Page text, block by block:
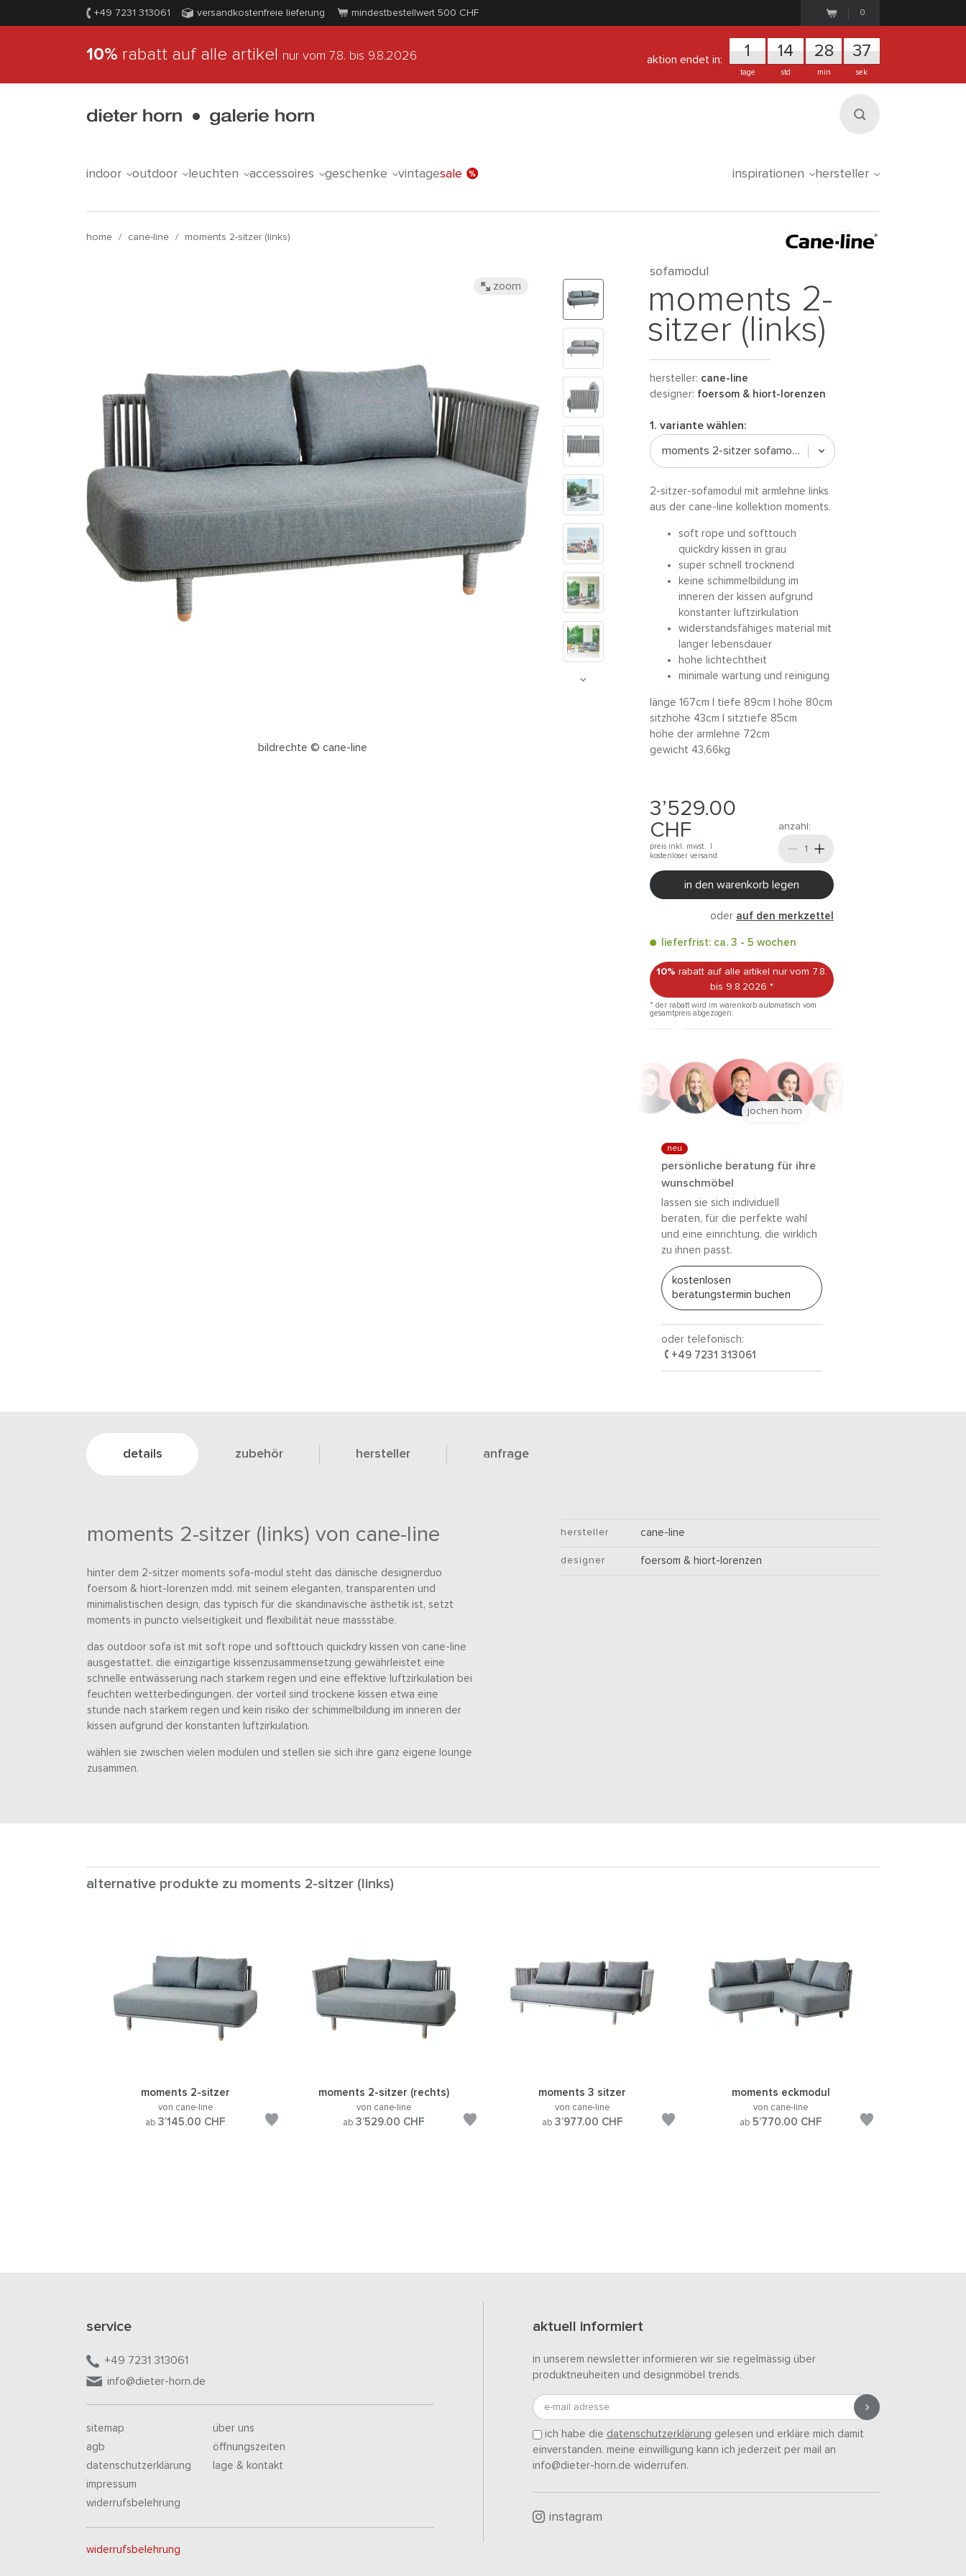
+49 7231 313061 versandkostenfreie lieferung mindestbestellwert 500 CHF 0
10% rabatt auf alle artikel nur vom 7.8. bis 9.8.2026 aktion endet in: 1
tage
14
std
28
min
37
sek
indoor outdoor leuchten accessoires geschenke vintagesale inspirationen hersteller
home / cane-line / moments 2-sitzer (links)
bildrechte © cane-line
zoom
sofamodul
moments 2-
sitzer (links)
hersteller: cane-line
designer: foersom & hiort-lorenzen
1. variante wählen:
moments 2-sitzer sofamodul links
2-sitzer-sofamodul mit armlehne links
aus der cane-line kollektion moments.
soft rope und softtouch
quickdry kissen in grau
super schnell trocknend
keine schimmelbildung im
inneren der kissen aufgrund
konstanter luftzirkulation
widerstandsfähiges material mit
langer lebensdauer
hohe lichtechtheit
minimale wartung und reinigung
länge 167cm | tiefe 89cm | höhe 80cm
sitzhöhe 43cm | sitztiefe 85cm
höhe der armlehne 72cm
gewicht 43,66kg
3’529.00
CHF
preis inkl. mwst. |
kostenloser versand
anzahl:
in den warenkorb legen
oder auf den merkzettel
lieferfrist: ca. 3 - 5 wochen
10% rabatt auf alle artikel nur vom 7.8.
bis 9.8.2026 *
* der rabatt wird im warenkorb automatisch vom
gesamtpreis abgezogen.
neu
persönliche beratung für ihre
wunschmöbel
lassen sie sich individuell
beraten, für die perfekte wahl
und eine einrichtung, die wirklich
zu ihnen passt.
kostenlosen
beratungstermin buchen
oder telefonisch:
+49 7231 313061
jochen horn
details zubehör hersteller anfrage
moments 2-sitzer (links) von cane-line
hinter dem 2-sitzer moments sofa-modul steht das dänische designerduo
foersom & hiort-lorenzen mdd. mit seinem eleganten, transparenten und
minimalistischen design, das typisch für die skandinavische ästhetik ist, setzt
moments in puncto vielseitigkeit und flexibilität neue massstäbe.
das outdoor sofa ist mit soft rope und softtouch quickdry kissen von cane-line
ausgestattet. die einzigartige kissenzusammensetzung gewährleistet eine
schnelle entwässerung nach starkem regen und eine effektive luftzirkulation bei
feuchten wetterbedingungen. der vorteil sind trockene kissen etwa eine
stunde nach starkem regen und kein risiko der schimmelbildung im inneren der
kissen aufgrund der konstanten luftzirkulation.
wählen sie zwischen vielen modulen und stellen sie sich ihre ganz eigene lounge
zusammen.
hersteller cane-line
designer foersom & hiort-lorenzen
alternative produkte zu moments 2-sitzer (links)
moments 2-sitzer
von cane-line
ab 3’145.00 CHF
moments 2-sitzer (rechts)
von cane-line
ab 3’529.00 CHF
moments 3 sitzer
von cane-line
ab 3’977.00 CHF
moments eckmodul
von cane-line
ab 5’770.00 CHF
service
+49 7231 313061
info@dieter-horn.de
sitemap
agb
datenschutzerklärung
impressum
widerrufsbelehrung
über uns
öffnungszeiten
lage & kontakt
widerrufsbelehrung
aktuell informiert
in unserem newsletter informieren wir sie regelmässig über
produktneuheiten und designmöbel trends.
e-mail adresse
ich habe die datenschutzerklärung gelesen und erkläre mich damit
einverstanden. meine einwilligung kann ich jederzeit per mail an
info@dieter-horn.de widerrufen.
instagram